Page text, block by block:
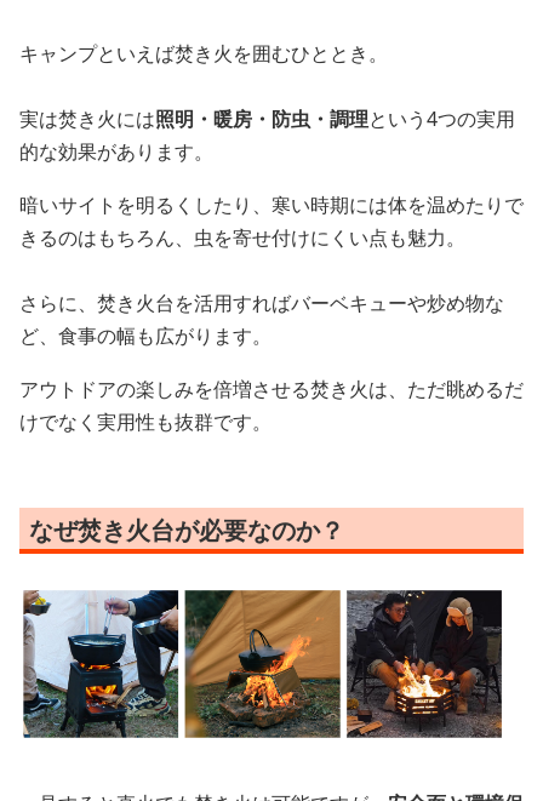
キャンプといえば焚き火を囲むひととき。
実は焚き火には照明・暖房・防虫・調理という4つの実用
的な効果があります。
暗いサイトを明るくしたり、寒い時期には体を温めたりで
きるのはもちろん、虫を寄せ付けにくい点も魅力。
さらに、焚き火台を活用すればバーベキューや炒め物な
ど、食事の幅も広がります。
アウトドアの楽しみを倍増させる焚き火は、ただ眺めるだ
けでなく実用性も抜群です。
なぜ焚き火台が必要なのか？